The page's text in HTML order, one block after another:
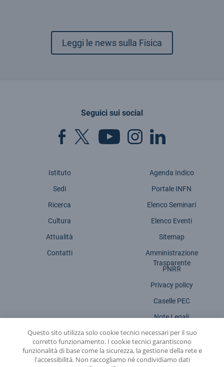
Leggi le news sulla Fisica
Seguici sui social
Istituto
Sedi
Ricerca
Cultura
Attualità
Contatti
Agenda Indico
Portale INFN
Elenco Seminari
Elenco Eventi
Sitemap
Amministrazione
Trasparente
PNRR
Privacy policy
Caselle PEC
Note Legali
Dichiarazione accessibilità
Questo sito utilizza solo cookie tecnici necessari per il suo
corretto funzionamento. I cookie tecnici garantiscono
funzionalità di base come la sicurezza, la gestione della rete e
l'accessibilità. Non raccogliamo né condividiamo dati